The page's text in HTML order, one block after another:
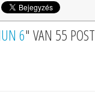
6" VAN 55 POST